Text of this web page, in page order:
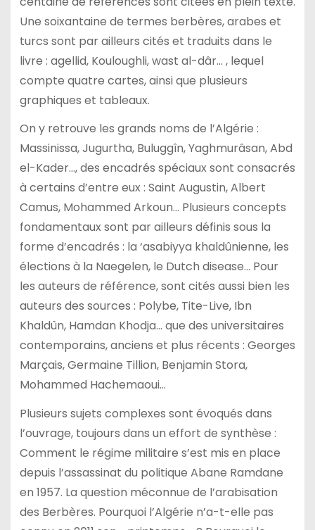
Une soixantaine de termes berbères, arabes et
turcs sont par ailleurs cités et traduits dans le
livre : agellid, Kouloughli, wast al-dâr… , lequel
compte quatre cartes, ainsi que plusieurs
graphiques et tableaux.
On y retrouve les grands noms de l’Algérie :
Massinissa, Jugurtha, Buluggîn, Yaghmurâsan, Abd
el-Kader…, des encadrés spéciaux sont consacrés
à certains d’entre eux : Saint Augustin, Albert
Camus, Mohammed Arkoun… Plusieurs concepts
fondamentaux sont par ailleurs définis sous la
forme d’encadrés : la ‘asabiyya khaldûnienne, les
élections à la Naegelen, le Dutch disease… Pour
les auteurs de référence, sont cités aussi bien les
auteurs des sources : Polybe, Tite-Live, Ibn
Khaldûn, Hamdan Khodja… que des universitaires
contemporains, anciens et plus récents : Georges
Marçais, Germaine Tillion, Benjamin Stora,
Mohammed Hachemaoui…
Plusieurs sujets complexes sont évoqués dans
l’ouvrage, toujours dans un effort de synthèse :
Comment le régime militaire s’est mis en place
depuis l’assassinat du politique Abane Ramdane
en 1957. La question méconnue de l’arabisation
des Berbères. Pourquoi l’Algérie n’a-t-elle pas